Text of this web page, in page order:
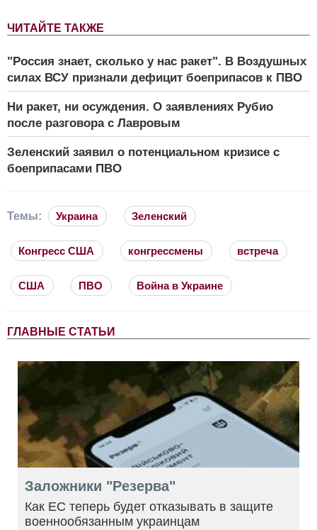
ЧИТАЙТЕ ТАКЖЕ
"Россия знает, сколько у нас ракет". В Воздушных
силах ВСУ признали дефицит боеприпасов к ПВО
Ни ракет, ни осуждения. О заявлениях Рубио
после разговора с Лавровым
Зеленский заявил о потенциальном кризисе с
боеприпасами ПВО
Темы: Украина Зеленский
Конгресс США конгрессмены встреча
США ПВО Война в Украине
ГЛАВНЫЕ СТАТЬИ
Заложники "Резерва"
Как ЕС теперь будет отказывать в защите
военнообязанным украинцам